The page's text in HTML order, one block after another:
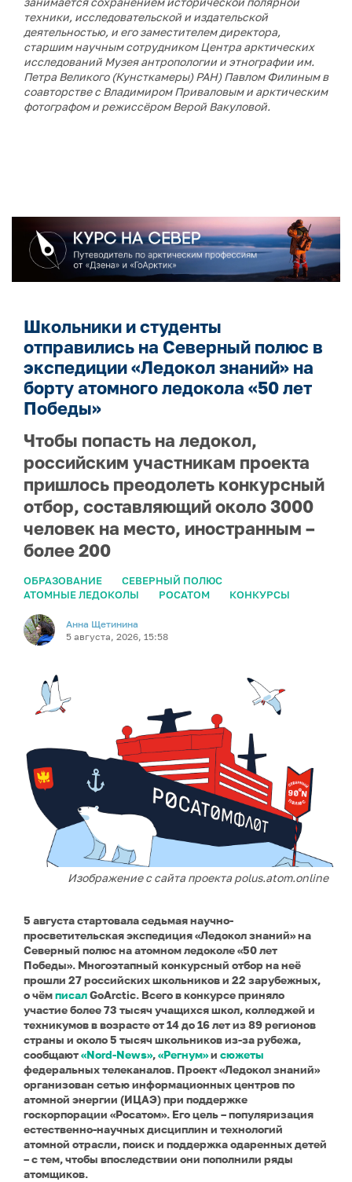
техники, исследовательской и издательской
деятельностью, и егозаместителем директора,
старшим научным сотрудником Центра арктических
исследований Музея антропологии и этнографии им.
Петра Великого (Кунсткамеры) РАН) Павлом Филиным в
соавторстве сВладимиром Приваловым и арктическим
фотографом и режиссёром Верой Вакуловой.
Школьники и студенты
отправились на Северный полюс в
экспедиции «Ледокол знаний» на
борту атомного ледокола «50 лет
Победы»
Чтобы попасть на ледокол,
российским участникам проекта
пришлось преодолеть конкурсный
отбор, составляющий около 3000
человек на место, иностранным –
более 200
ОБРАЗОВАНИЕ
СЕВЕРНЫЙ ПОЛЮС
АТОМНЫЕ ЛЕДОКОЛЫ
РОСАТОМ КОНКУРСЫ
Анна Щетинина
5 августа, 2026, 15:58
Изображение с сайта проекта polus.atom.online
5 августа стартовала седьмая научно-
просветительская экспедиция «Ледокол знаний» на
Северный полюс на атомном ледоколе «50 лет
Победы». Многоэтапный конкурсный отбор на неё
прошли 27 российских школьников и 22 зарубежных,
о чёмписалGoArctic. Всего в конкурсе приняло
участие более 73 тысяч учащихся школ, колледжей и
техникумов в возрасте от 14 до 16 лет из 89 регионов
страны и около 5 тысяч школьников из-за рубежа,
сообщают«Nord-News»,«Регнум»и сюжеты
федеральных телеканалов. Проект «Ледокол знаний»
организован сетью информационных центров по
атомной энергии (ИЦАЭ) при поддержке
госкорпорации «Росатом». Его цель – популяризация
естественно-научных дисциплин и технологий
атомной отрасли, поиск и поддержка одаренных детей
– с тем, чтобы впоследствии они пополнили ряды
атомщиков.